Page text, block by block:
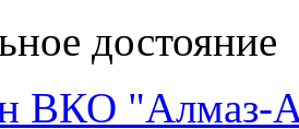
достояние
ВКО "Алмаз-